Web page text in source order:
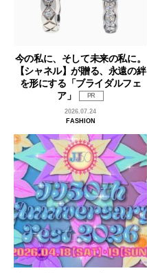
今の私に、そして未来の私に。
【シャネル】が贈る、永遠の絆
を形にする「ブライダルフェ
ア」
PR
2026.07.24
FASHION